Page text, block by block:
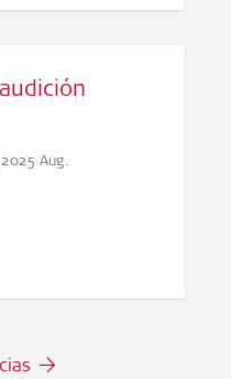
2025 Aug.